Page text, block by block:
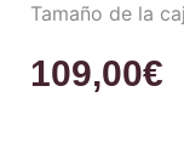
Tamaño de la
109,00€